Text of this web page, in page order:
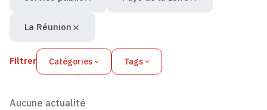
Filtrer Catégories Tags
La Réunion
Aucune actualité